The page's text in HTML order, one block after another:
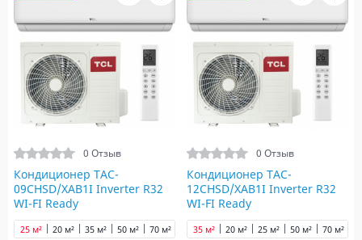
0 Отзыв
Кондиционер TAC-
09CHSD/XAB1I Inverter R32
WI-FI Ready
20 м²
25 м² 35 м² 50 м² 70 м²
0 Отзыв
Кондиционер TAC-
12CHSD/XAB1I Inverter R32
WI-FI Ready
20 м² 25 м²
35 м² 50 м² 70 м²